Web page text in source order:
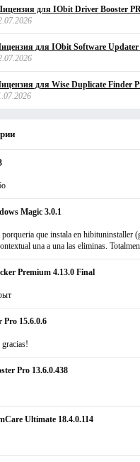
для IObit Driver Booster
для IObit Software Updater
для Wise Duplicate Finder
Magic 3.0.1
porqueria que instala en hibituninstaller
una a una las eliminas.
Premium 4.13.0 Final
15.6.0.6
Pro 13.6.0.438
Ultimate 18.4.0.114